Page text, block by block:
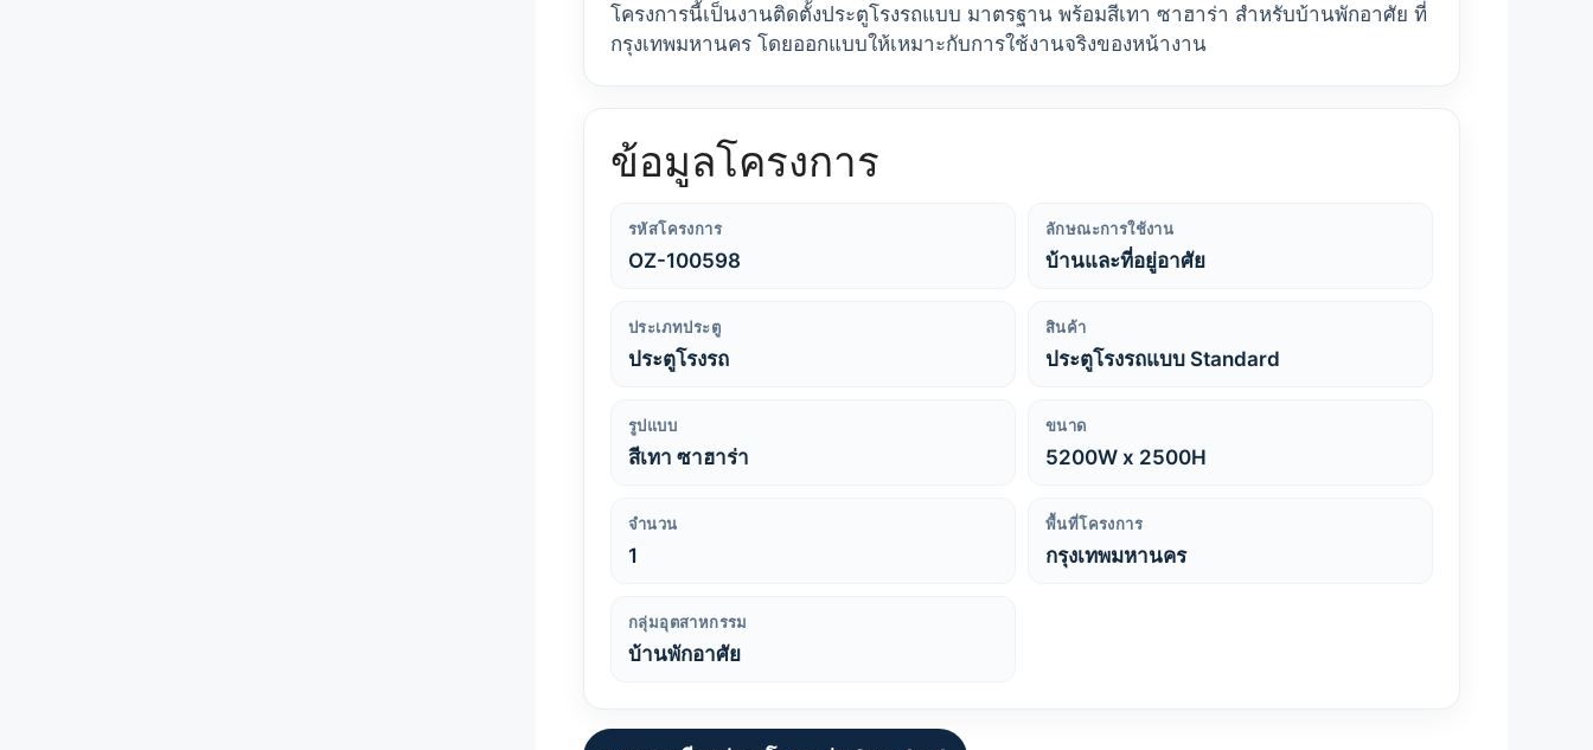
โครงการนี้เป็นงานติดตั้งประตูโรงรถแบบ มาตรฐาน พร้อมสีเทา ซาฮาร่า สำหรับบ้านพักอาศัย ที่
กรุงเทพมหานคร โดยออกแบบให้เหมาะกับการใช้งานจริงของหน้างาน
ข้อมูลโครงการ
รหัสโครงการ
OZ-100598
ลักษณะการใช้งาน
บ้านและที่อยู่อาศัย
ประเภทประตู
ประตูโรงรถ
สินค้า
ประตูโรงรถแบบ Standard
รูปแบบ
สีเทา ซาฮาร่า
ขนาด
5200W x 2500H
จำนวน
1
พื้นที่โครงการ
กรุงเทพมหานคร
กลุ่มอุตสาหกรรม
บ้านพักอาศัย